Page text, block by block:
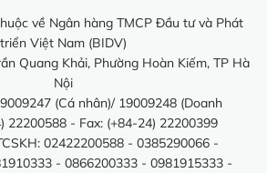
về Ngân hàng TMCP Đầu tư và Phát
triển Việt Nam (BIDV)
Quang Khải, Phường Hoàn Kiếm, TP Hà
Nội
(Cá nhân)/ 19009248 (Doanh
22200588 - Fax: (+84-24) 22200399
02422200588 - 0385290066 -
- 0866200333 - 0981915333 -